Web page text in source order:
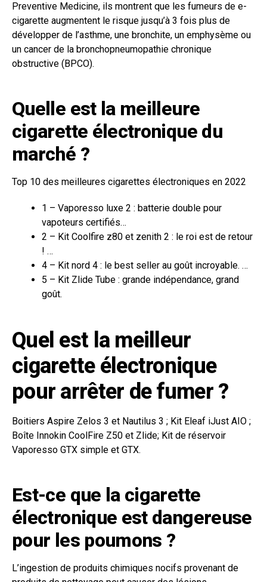
Preventive Medicine, ils montrent que les fumeurs de e-
cigarette augmentent le risque jusqu’à 3 fois plus de
développer de l’asthme, une bronchite, un emphysème ou
un cancer de la bronchopneumopathie chronique
obstructive (BPCO).
Quelle est la meilleure
cigarette électronique du
marché ?
Top 10 des meilleures cigarettes électroniques en 2022
1 – Vaporesso luxe 2 : batterie double pour
vapoteurs certifiés…
2 – Kit Coolfire z80 et zenith 2 : le roi est de retour
! …
4 – Kit nord 4 : le best seller au goût incroyable. …
5 – Kit Zlide Tube : grande indépendance, grand
goût.
Quel est la meilleur
cigarette électronique
pour arrêter de fumer ?
Boitiers Aspire Zelos 3 et Nautilus 3 ; Kit Eleaf iJust AIO ;
Boîte Innokin CoolFire Z50 et Zlide; Kit de réservoir
Vaporesso GTX simple et GTX.
Est-ce que la cigarette
électronique est dangereuse
pour les poumons ?
L’ingestion de produits chimiques nocifs provenant de